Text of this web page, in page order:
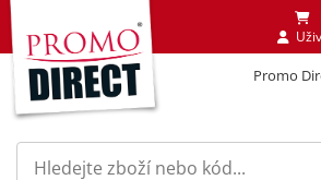
Promo